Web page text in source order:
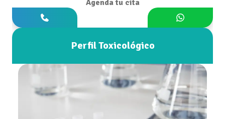
Agenda tu cita
Perfil Toxicológico